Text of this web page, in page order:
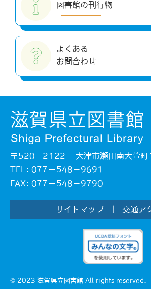
図書館の刊行物
よくある
お問合わせ
〒520－2122 大津市瀬田南大萱町
TEL: 077－548－9691
FAX: 077－548－9790
サイトマップ 交通ア
© 2023 滋賀県立図書館 All rights reserved.